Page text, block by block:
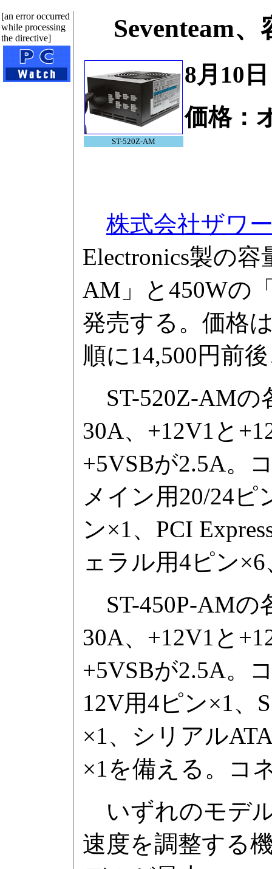
[an error occurred
while processing
the directive]
Seventeam
ST-520Z-AM
8月10
価格：
株式会社ザワ
Electronics製の容
AM」と450Wの
発売する。価格
順に14,500円前
ST-520Z-AMの
30A、+12V1と
+5VSBが2.5A。
メイン用20/24ピ
ン×1、PCI
ェラル用4ピン
ST-450P-AMの
30A、+12V1と
+5VSBが2.5A。
12V用4ピン×1、
×1、シリアル
×1を備える。コ
いずれのモデ
速度を調整する